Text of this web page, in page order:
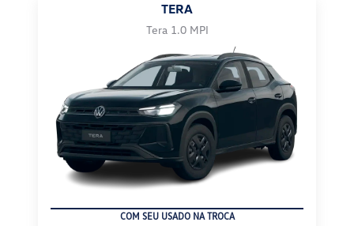
TERA
Tera 1.0 MPI
COM SEU USADO NA TROCA